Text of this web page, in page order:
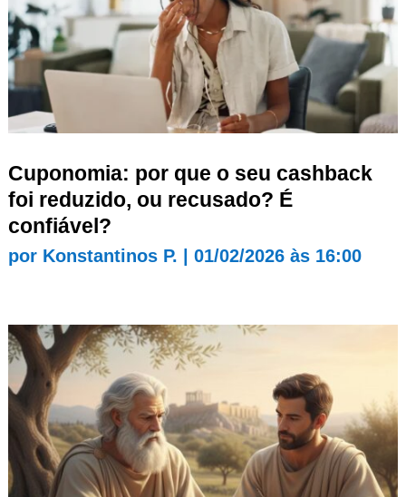
Cuponomia: por que o seu cashback
foi reduzido, ou recusado? É
confiável?
por Konstantinos P. 01/02/2026 às 16:00